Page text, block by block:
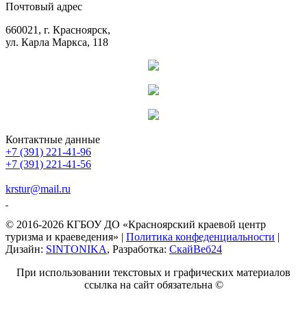
Почтовый адрес
660021, г. Красноярск,
ул. Карла Маркса, 118
Контактные данные
+7 (391) 221-41-96
+7 (391) 221-41-56
krstur@mail.ru
© 2016-2026 КГБОУ ДО «Красноярский краевой центр
туризма и краеведения» | Политика конфеденциальности |
Дизайн: SINTONIKA, Разработка: СкайВеб24
При использовании текстовых и графических материалов
ссылка на сайт обязательна ©